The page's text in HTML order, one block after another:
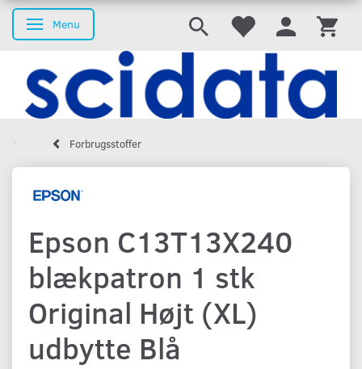
Skifte navigation
Menu
Forbrugsstoffer
Epson C13T13X240
blækpatron 1 stk
Original Højt (XL)
udbytte Blå